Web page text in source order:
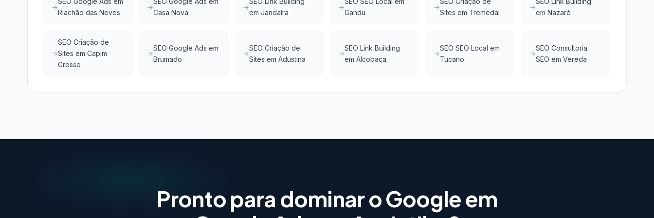
Riachão das Neves
Casa Nova
em Jandaíra
Gandu
Sites em Tremedal
em Nazaré
SEO Criação de
Sites em Capim
Grosso
SEO Google Ads em
Brumado
SEO Criação de
Sites em Adustina
SEO Link Building
em Alcobaça
SEO SEO Local em
Tucano
SEO Consultoria
SEO em Vereda
Pronto para dominar o Google em